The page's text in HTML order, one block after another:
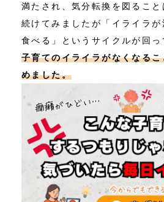
満たされ、気分転換を図ること
続けてみましたが「イライラ
食べる」というサイクルが回っ
子育てのイライラがなくなる
めました。